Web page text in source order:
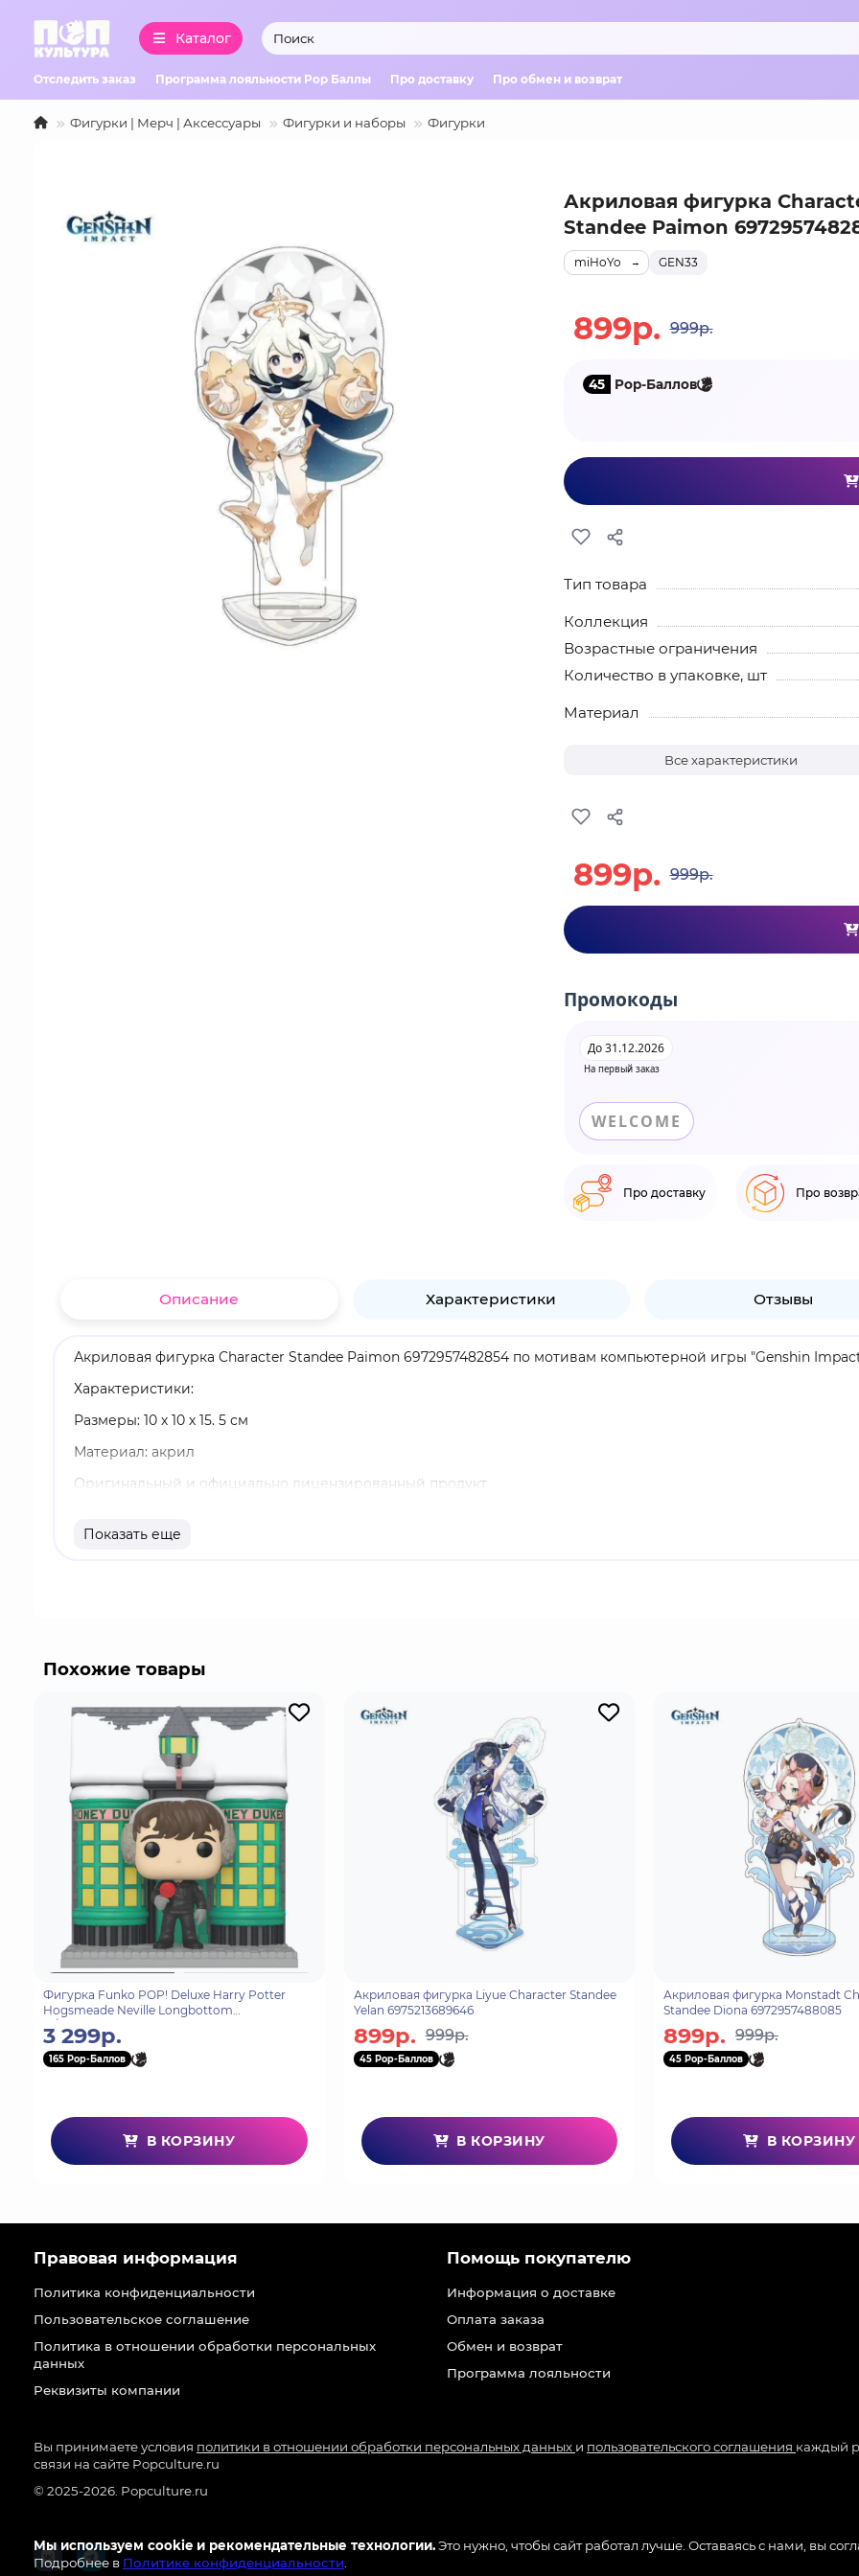
Каталог
Отследить заказ Программа лояльности Pop Баллы Про доставку Про обмен и возврат
Фигурки | Мерч | Аксессуары Фигурки и наборы Фигурки
Акриловая фигурка
Standee Paimon
GEN33
miHoYo
899р. 999р.
45 Pop-Баллов
Тип товара
Коллекция
Возрастные ограничения
Количество в упаковке, шт
Материал
Все характеристики
899р. 999р.
Промокоды
На первый заказ
До 31.12.2026
WELCOME
Про доставку Про
Описание Характеристики Отзывы
Акриловая фигурка Character Standee Paimon 6972957482854 по мотивам компьютерной игры "Genshin
Характеристики:
Размеры: 10 х 10 х 15. 5 см
Материал: акрил
Оригинальный и официально лицензированный продукт
Паймон - неигровой персонаж в Genshin Impact, который сопровождает путешественника на протяжении
Показать еще
Похожие товары
Фигурка Funko POP! Deluxe Harry Potter
Hogsmeade Neville Longbottom
w/Honeydukes (155) 65647
3 299р.
165 Pop-Баллов
В КОРЗИНУ
Акриловая фигурка Liyue Character Standee
Yelan 6975213689646
899р. 999р.
45 Pop-Баллов
В КОРЗИНУ
Акриловая фигурка Monstadt
Standee Diona 6972957488085
899р. 999р.
45 Pop-Баллов
В КОРЗИНУ
Мы используем cookie и рекомендательные технологии.Это нужно, чтобы сайт работал лучше. Оставаясь с нами, вы
Подробнее в Политике конфиденциальности
Правовая информация
Политика конфиденциальности
Пользовательское соглашение
Политика в отношении обработки персональных
данных
Реквизиты компании
Помощь покупателю
Информация о доставке
Оплата заказа
Обмен и возврат
Программа лояльности
Вы принимаете условия политики в отношении обработки персональных данных и пользовательского соглашения каждый
связи на сайте Popculture.ru
© 2025-2026. Popculture.ru